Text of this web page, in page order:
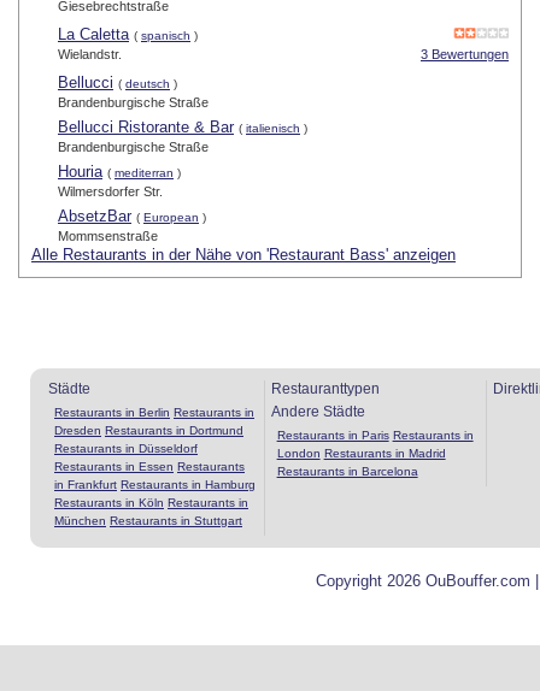
Giesebrechtstraße
La Caletta ( spanisch )
3 Bewertungen
Wielandstr.
Bellucci ( deutsch )
Brandenburgische Straße
Bellucci Ristorante & Bar ( italienisch )
Brandenburgische Straße
Houria ( mediterran )
Wilmersdorfer Str.
AbsetzBar ( European )
Mommsenstraße
Alle Restaurants in der Nähe von 'Restaurant Bass' anzeigen
Städte
Restaurants in Berlin Restaurants in
Dresden Restaurants in Dortmund
Restaurants in Düsseldorf
Restaurants in Essen Restaurants
in Frankfurt Restaurants in Hamburg
Restaurants in Köln Restaurants in
München Restaurants in Stuttgart
Restauranttypen
Andere Städte
Restaurants in Paris Restaurants in
London Restaurants in Madrid
Restaurants in Barcelona
Copyright 2026 OuBouffer.com